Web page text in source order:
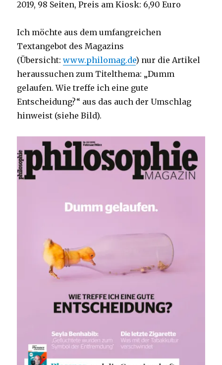
2019, 98 Seiten, Preis am Kiosk: 6,90 Euro
Ich möchte aus dem umfangreichen
Textangebot des Magazins
(Übersicht:www.philomag.de) nur die Artikel
heraussuchen zum Titelthema: „Dumm
gelaufen. Wie treffe ich eine gute
Entscheidung?“ aus das auch der Umschlag
hinweist (siehe Bild).